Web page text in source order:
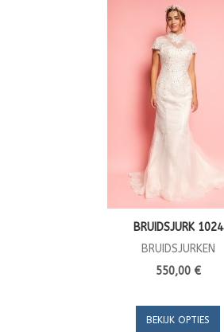
BRUIDSJURK 1024
BRUIDSJURKEN
550,00 €
BEKIJK OPTIES